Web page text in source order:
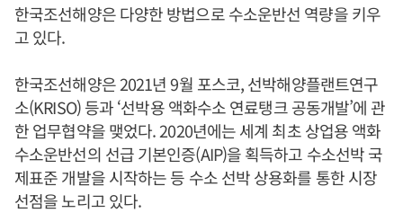
한국조선해양은 다양한 방법으로 수소운반선 역량을 키우
고 있다.
한국조선해양은 2021년 9월 포스코, 선박해양플랜트연구
소(KRISO) 등과 ‘선박용 액화수소 연료탱크 공동개발’에 관
한 업무협약을 맺었다. 2020년에는 세계 최초 상업용 액화
수소운반선의 선급 기본인증(AIP)을 획득하고 수소선박 국
제표준 개발을 시작하는 등 수소 선박 상용화를 통한 시장
선점을 노리고 있다.